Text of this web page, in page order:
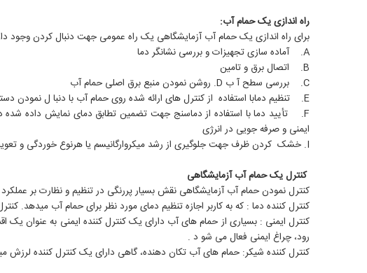
راه اندازی یک حمام آب:
برای راه اندازی یک حمام آب آزمایشگاهی یک راه عمومی جهت دنبال کردن وجود
A. آماده سازی تجهیزات و بررسی نشانگر دما
B. اتصال برق و تامین
C. بررسی سطح آ ب D. روشن نمودن منبع برق اصلی حمام آب
E. تنظیم دمابا استفاده از کنترل های ارائه شده روی حمام آب با دنبا ل نمودن دستورالعمل های مخصوص دستگاه
ایمنی و صرفه جویی در انرژی
I. خشک کردن ظرف جهت جلوگیری از رشد میکروارگانیسم یا هرنوع خوردگی و تعویض درب برای جلوگیری از تبخیر و حفظ پاکیزگی
کنترل یک حمام آب آزمایشگاهی
کنترل نمودن حمام آب آزمایشگاهی نقش بسیار پررنگی در تنظیم و نظارت بر
کنترل کننده دما : که به کاربر اجازه تنظیم دمای مورد نظر برای حمام آب میدهد.
کنترل ایمنی : بسیاری از حمام های آب دارای یک کنترل کننده ایمنی به عنوان یک
رود، چراغ ایمنی فعال می شو د .
کنترل کننده شیکر: حمام های آب تکان دهنده، گاهی دارای یک کنترل کننده لرزش